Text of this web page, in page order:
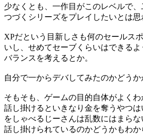
少なくとも、一作目がこのレベルで
つづくシリーズをプレイしたいとは思
XPだという目新しさも何のセールス
いし、せめてセーブくらいはできる
バランスを考えるとか。
自分で一からデバしてみたのかどうか
そもそも、ゲームの目的自体がよくわ
話し掛けるといきなり金を奪うやつは
をしゃべるじーさんは乱数にはまら
話し掛けられているのかどうかもわか